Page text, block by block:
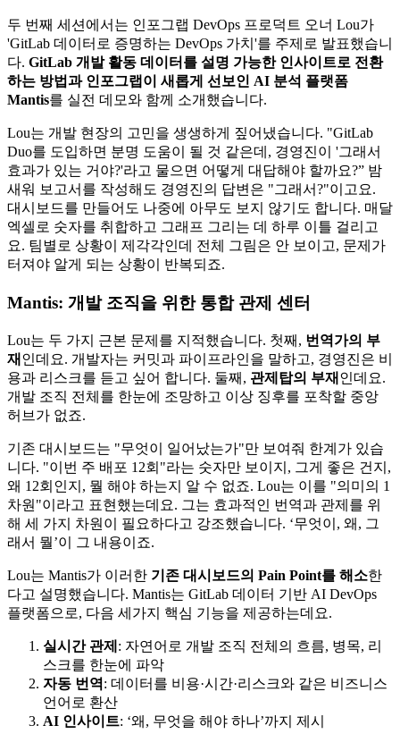
두 번째 세션에서는 인포그랩 DevOps 프로덕트 오너 Lou가
'GitLab 데이터로 증명하는 DevOps 가치'를 주제로 발표했습니
다. GitLab 개발 활동 데이터를 설명 가능한 인사이트로 전환
하는 방법과 인포그랩이 새롭게 선보인 AI 분석 플랫폼
Mantis를 실전 데모와 함께 소개했습니다.
Lou는 개발 현장의 고민을 생생하게 짚어냈습니다. "GitLab
Duo를 도입하면 분명 도움이 될 것 같은데, 경영진이 '그래서
효과가 있는 거야?'라고 물으면 어떻게 대답해야 할까요?” 밤
새워 보고서를 작성해도 경영진의 답변은 "그래서?"이고요.
대시보드를 만들어도 나중에 아무도 보지 않기도 합니다. 매달
엑셀로 숫자를 취합하고 그래프 그리는 데 하루 이틀 걸리고
요. 팀별로 상황이 제각각인데 전체 그림은 안 보이고, 문제가
터져야 알게 되는 상황이 반복되죠.
Mantis: 개발 조직을 위한 통합 관제 센터
Lou는 두 가지 근본 문제를 지적했습니다. 첫째, 번역가의 부
재 인데요. 개발자는 커밋과 파이프라인을 말하고, 경영진은 비
용과 리스크를 듣고 싶어 합니다. 둘째, 관제탑의 부재 인데요.
개발 조직 전체를 한눈에 조망하고 이상 징후를 포착할 중앙
허브가 없죠.
기존 대시보드는 "무엇이 일어났는가"만 보여줘 한계가 있습
니다. "이번 주 배포 12회"라는 숫자만 보이지, 그게 좋은 건지,
왜 12회인지, 뭘 해야 하는지 알 수 없죠. Lou는 이를 "의미의 1
차원"이라고 표현했는데요. 그는 효과적인 번역과 관제를 위
해 세 가지 차원이 필요하다고 강조했습니다. ‘무엇이, 왜, 그
래서 뭘’이 그 내용이죠.
Lou는 Mantis가 이러한 기존 대시보드의 Pain Point를 해소한
다고 설명했습니다. Mantis는 GitLab 데이터 기반 AI DevOps
플랫폼으로, 다음 세가지 핵심 기능을 제공하는데요.
실시간 관제 : 자연어로 개발 조직 전체의 흐름, 병목, 리
스크를 한눈에 파악
자동 번역: 데이터를 비용·시간·리스크와 같은 비즈니스
언어로 환산
AI 인사이트: ‘왜, 무엇을 해야 하나’까지 제시